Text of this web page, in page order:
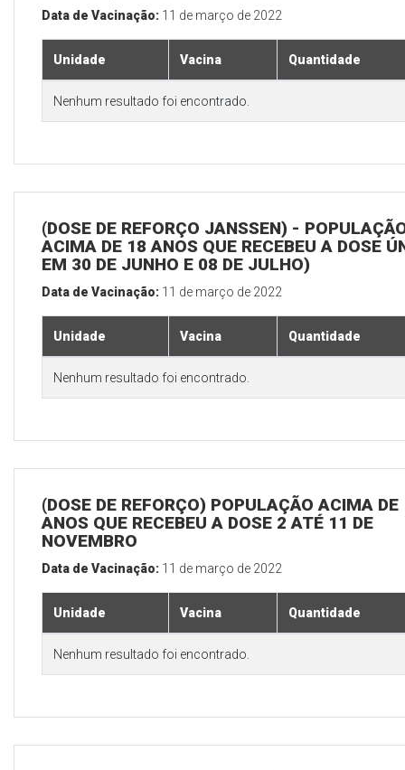
Data de Vacinação: 11 de março de 2022
Unidade Vacina Quantidade
Nenhum resultado foi encontrado.
(DOSE DE REFORÇO JANSSEN) -
ACIMA DE 18 ANOS QUE RECEBEU A DOSE
EM 30 DE JUNHO E 08 DE JULHO)
Data de Vacinação: 11 de março de 2022
Unidade Vacina Quantidade
Nenhum resultado foi encontrado.
(DOSE DE REFORÇO) POPULAÇÃO ACIMA DE
ANOS QUE RECEBEU A DOSE 2 ATÉ 11 DE
NOVEMBRO
Data de Vacinação: 11 de março de 2022
Unidade Vacina Quantidade
Nenhum resultado foi encontrado.